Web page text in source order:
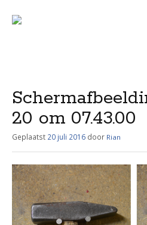
20 om 07.43.00
Geplaatst 20 juli 2016 door Rian